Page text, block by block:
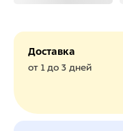
Доставка
от 1 до 3 дней